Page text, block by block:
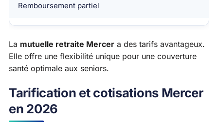
Remboursement partiel
La mutuelle retraite Mercer a des tarifs avantageux.
Elle offre une flexibilité unique pour une couverture
santé optimale aux seniors.
Tarification et cotisations Mercer
en 2026